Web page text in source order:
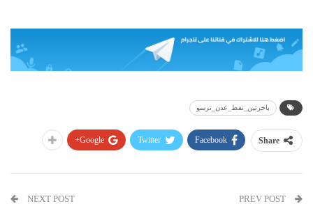
باخرتين_نفط_عدن_ترسو
Share
Facebook
Twitter
Google+
NEXT POST